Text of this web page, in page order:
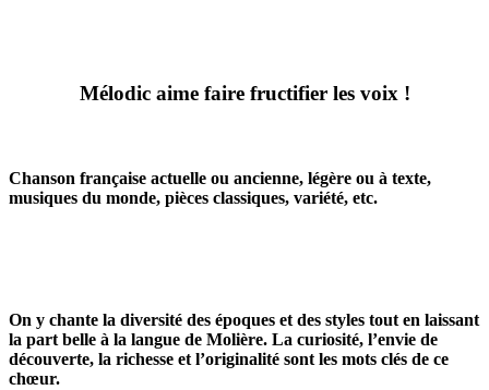
Mélodic aime faire fructifier les voix !
Chanson française actuelle ou ancienne, légère ou à texte,
musiques du monde, pièces classiques, variété, etc.
On y chante la diversité des époques et des styles tout en laissant
la part belle à la langue de Molière. La curiosité, l’envie de
découverte, la richesse et l’originalité sont les mots clés de ce
chœur.